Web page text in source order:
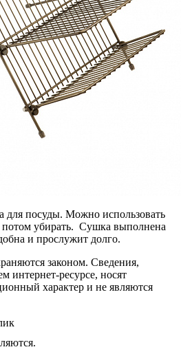
для посуды. Можно использовать
потом убирать. Сушка выполнена
и прослужит долго.
законом. Сведения,
интернет-ресурсе, носят
характер и не являются